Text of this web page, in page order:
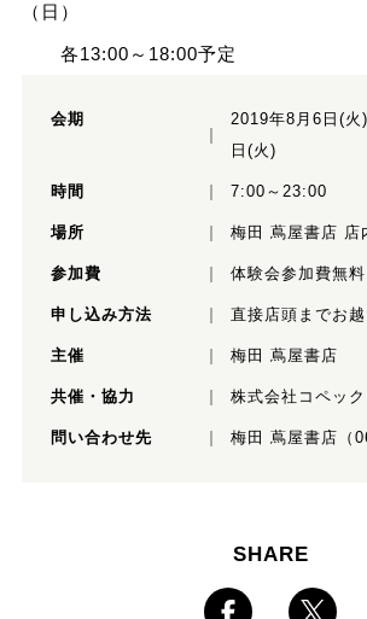
（日）
各13:00～18:00予定
会期
2019年8月6日(
日(火)
時間 7:00～23:00
場所 梅田 蔦屋書店 店
参加費 体験会参加費無料
申し込み方法 直接店頭までお越
主催 梅田 蔦屋書店
共催・協力 株式会社コペッ
問い合わせ先 梅田 蔦屋書店（
SHARE